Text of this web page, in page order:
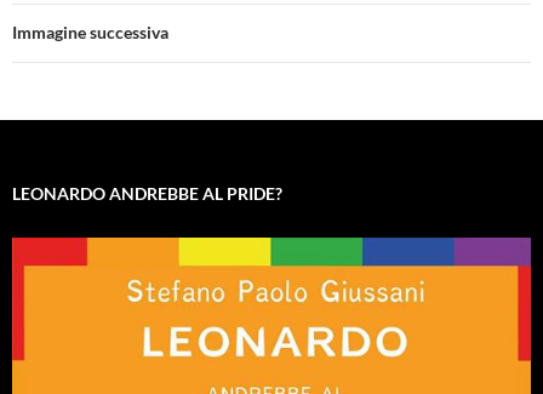
Immagine successiva
LEONARDO ANDREBBE AL PRIDE?